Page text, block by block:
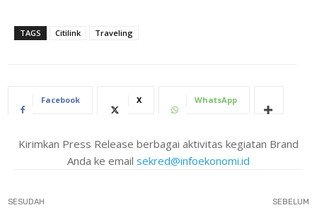
TAGS Citilink Traveling
Facebook X WhatsApp
Kirimkan Press Release berbagai aktivitas kegiatan Brand
Anda ke email sekred@infoekonomi.id
SESUDAH SEBELUM